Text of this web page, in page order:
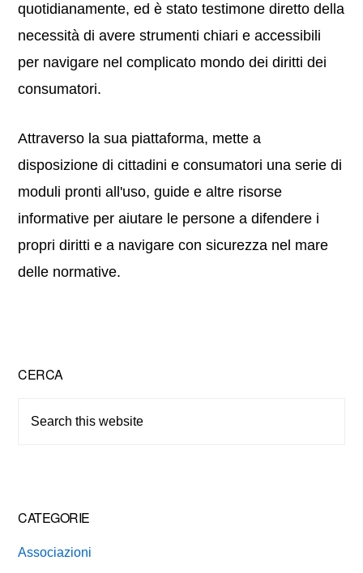
quotidianamente, ed è stato testimone diretto della
necessità di avere strumenti chiari e accessibili
per navigare nel complicato mondo dei diritti dei
consumatori.
Attraverso la sua piattaforma, mette a
disposizione di cittadini e consumatori una serie di
moduli pronti all'uso, guide e altre risorse
informative per aiutare le persone a difendere i
propri diritti e a navigare con sicurezza nel mare
delle normative.
Primary
Sidebar
CERCA
CATEGORIE
Associazioni